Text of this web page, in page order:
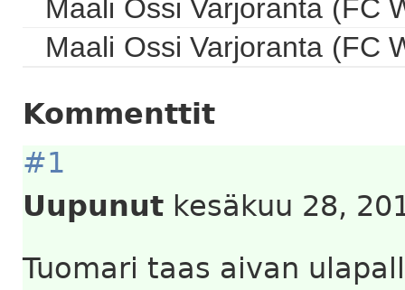
Maali Ossi Varjoranta (FC
Maali Ossi Varjoranta (FC
Kommenttit
#1
Uupunut kesäkuu 28,
Tuomari taas aivan